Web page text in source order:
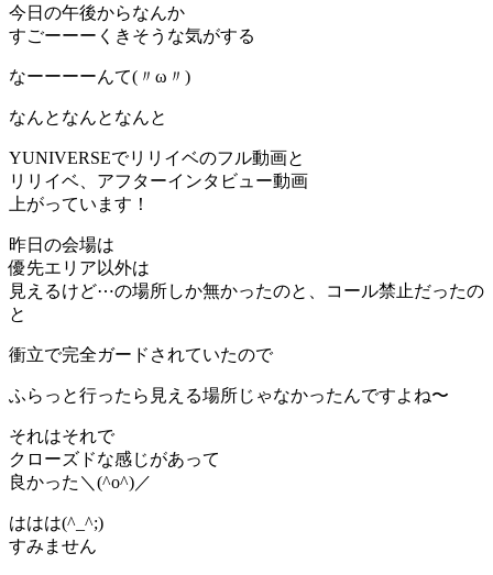
今日の午後からなんか
すごーーーくきそうな気がする
なーーーーんて(〃ω〃)
なんとなんとなんと
YUNIVERSEでリリイベのフル動画と
リリイベ、アフターインタビュー動画
上がっています！
昨日の会場は
優先エリア以外は
見えるけど⋯の場所しか無かったのと、コール禁止だったの
と
衝立で完全ガードされていたので
ふらっと行ったら見える場所じゃなかったんですよね〜
それはそれで
クローズドな感じがあって
良かった＼(^o^)／
ははは(^_^;)
すみません